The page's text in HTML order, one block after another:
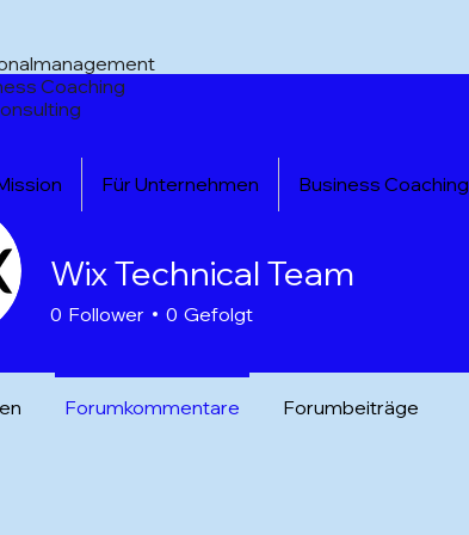
Coaching
Für Unternehmen Business Coaching
Wix Technical Team
0 Follower 0 Gefolgt
Forumkommentare Forumbeiträge